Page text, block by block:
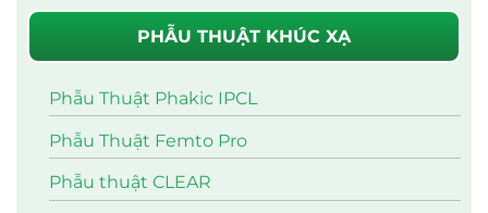
PHẪU THUẬT KHÚC XẠ
Phẫu Thuật Phakic IPCL
Phẫu Thuật Femto Pro
Phẫu thuật CLEAR